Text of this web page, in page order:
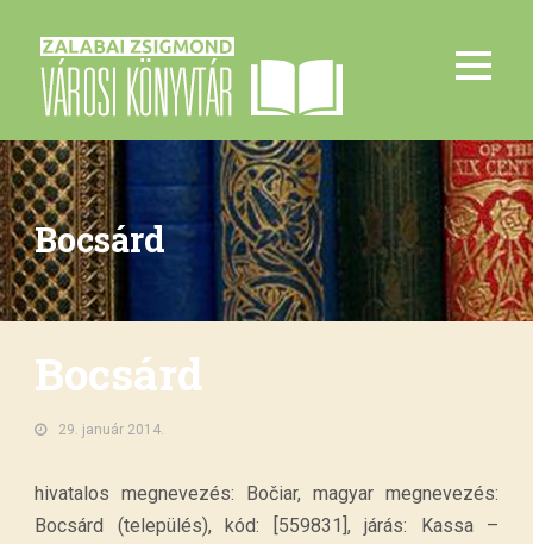
Bocsárd
Bocsárd
29. január 2014.
hivatalos megnevezés: Bočiar, magyar megnevezés:
Bocsárd (település), kód: [559831], járás: Kassa –